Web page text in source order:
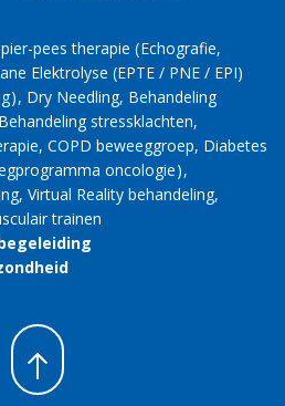
pees therapie Echografie
Elektrolyse (EPTE / PNE / EPI)
Dry Needling Behandeling
Behandeling stressklachten
COPD beweeggroep Diabetes
oncologie
Virtual Reality behandeling
trainen